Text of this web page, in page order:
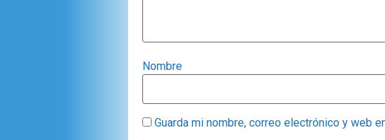
Nombre
Guarda mi nombre, correo electrónico y web